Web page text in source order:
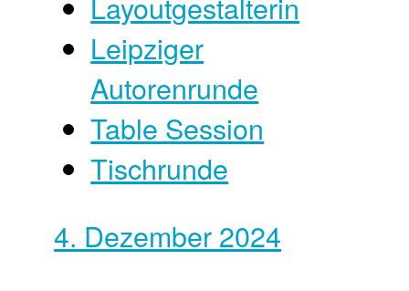
Leipziger
Autorenrunde
Table Session
Tischrunde
4. Dezember 2024